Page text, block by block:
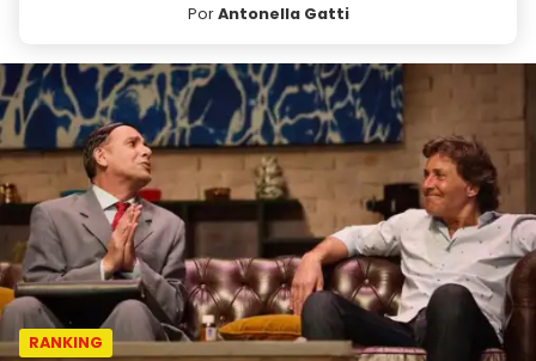
PorAntonella Gatti
RANKING